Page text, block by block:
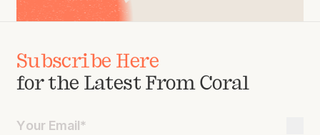
Subscribe Here
for the Latest From Coral